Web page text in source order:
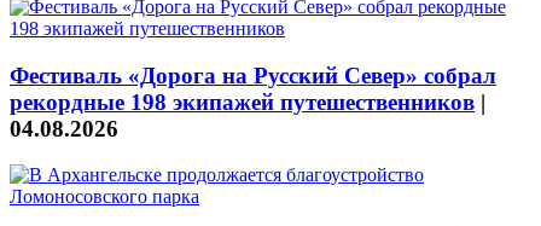
Фестиваль «Дорога на Русский Север» собрал
рекордные 198 экипажей путешественников |
04.08.2026